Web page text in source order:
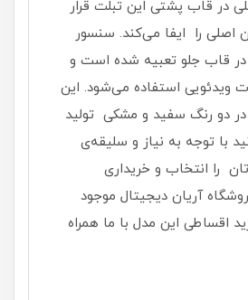
در قاب پشتی این تبلت قرار
اصلی را ایفا می‌کند. سنسور
قاب جلو تعبیه شده است و
ویدئویی استفاده می‌شود. این
در دو رنگ سفید و مشکی تولید
با ‌توجه به نیاز و سلیقه‌‌ی
را انتخاب و خریداری
آریان دیجیتال موجود
اقساطی این مدل با ما همراه